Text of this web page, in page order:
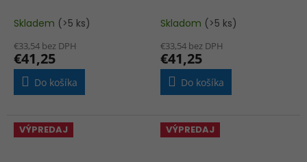
Skladem (>5 ks)
€33,54 bez DPH
€41,25
Do košíka
Skladom (>5 ks)
€33,54 bez DPH
€41,25
Do košíka
VÝPREDAJ VÝPREDAJ